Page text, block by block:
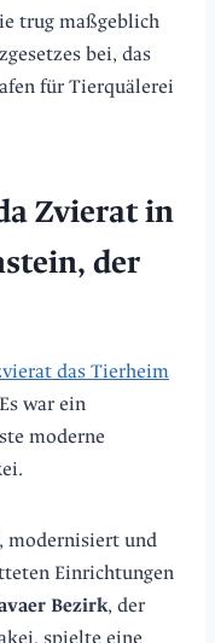
trug maßgeblich
bei, das
für Tierquälerei
Zvierat in
der
das Tierheim
war ein
moderne
modernisiert und
Einrichtungen
Bezirk, der